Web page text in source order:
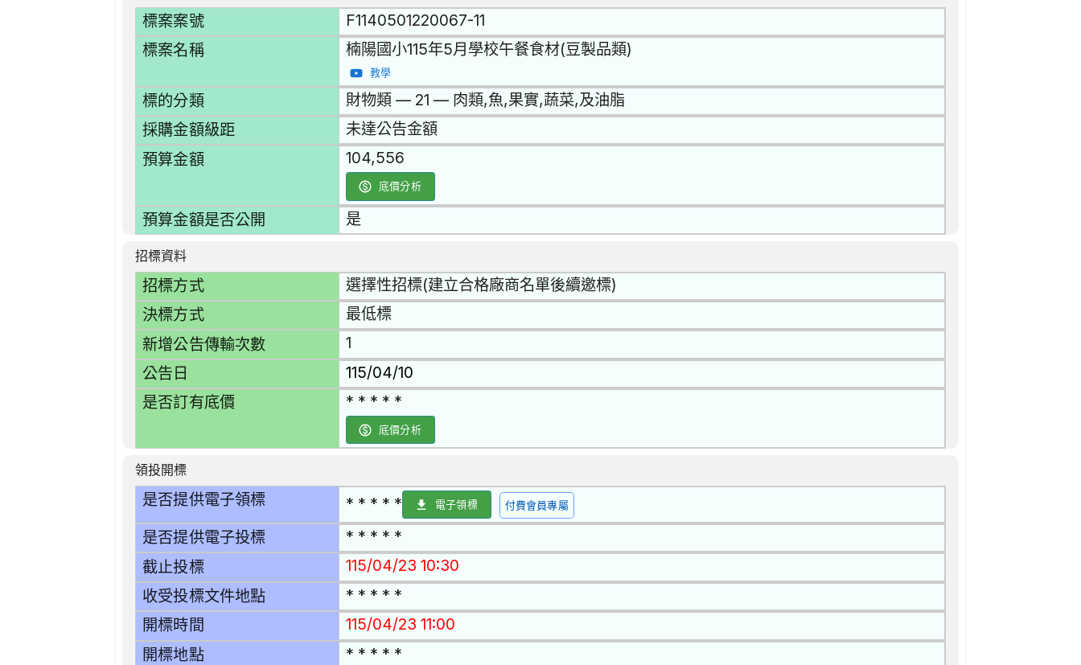
標案案號 F1140501220067-11
標案名稱 楠陽國小115年5月學校午餐食材(豆製品類)
教學
標的分類 財物類 — 21 — 肉類,魚,果實,蔬菜,及油脂
採購金額級距 未達公告金額
預算金額 104,556
底價分析
預算金額是否公開 是
招標資料
招標方式 選擇性招標(建立合格廠商名單後續邀標)
決標方式 最低標
新增公告傳輸次數 1
公告日 115/04/10
是否訂有底價 * * * * *
底價分析
領投開標
是否提供電子領標 * * * * * 電子領標 付費會員專屬
是否提供電子投標 * * * * *
截止投標 115/04/23 10:30
收受投標文件地點 * * * * *
開標時間 115/04/23 11:00
開標地點 * * * * *